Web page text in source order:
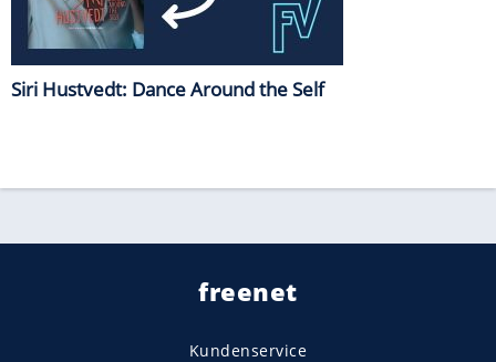
Siri Hustvedt: Dance Around the Self
freenet
Kundenservice